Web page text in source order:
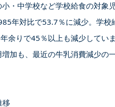
・中学校など学校給食の対象
年対比で53.7％に減少。学
りで45％以上も減少していま
加も、最近の牛乳消費減少の
移